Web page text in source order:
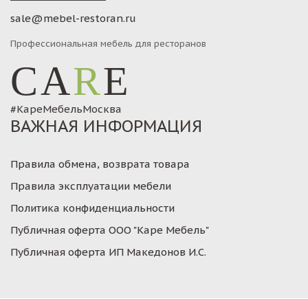
sale@mebel-restoran.ru
Профессиональная мебель для ресторанов
CARE
#КареМебельМосква
ВАЖНАЯ ИНФОРМАЦИЯ
Правила обмена, возврата товара
Правила эксплуатации мебели
Политика конфиденциальности
Публичная оферта ООО "Каре Мебель"
Публичная оферта ИП Македонов И.С.